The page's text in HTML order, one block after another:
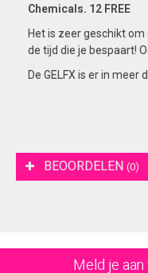
Chemicals. 12 FREE
Het is zeer geschikt
de tijd die je bespaart!
De GELFX is er in
BEOORDELEN (0)
Meld je